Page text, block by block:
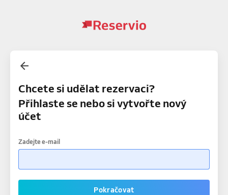
Chcete si udělat rezervaci?
Přihlaste se nebo si vytvořte nový
účet
Zadejte e-mail
Pokračovat